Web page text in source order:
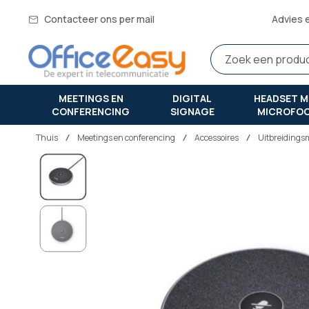
Contacteer ons per mail Advies
MEETINGS EN
CONFERENCING
DIGITAL
SIGNAGE
HEADSET
Thuis meetings en conferencing Accessoires
Ga
naar
het
einde
van
afbeeldingen-
gallerij